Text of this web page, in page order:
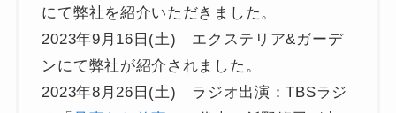
にて弊社を紹介いただきました。
2023年9月16日(土) エクステリア&ガーデ
ンにて弊社が紹介されました。
2023年8月26日(土) ラジオ出演：TBSラジ